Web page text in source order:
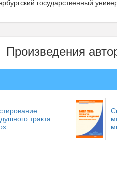
государственный
Произведения
тракта